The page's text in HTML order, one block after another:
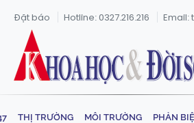
Đặt báo Hotline: 0327.216.216 Email:
THỊ TRƯỜNG MÔI TRƯỜNG PHẢN